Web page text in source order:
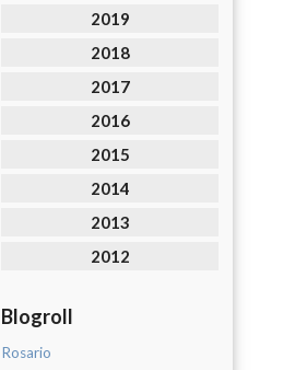
2019
2018
2017
2016
2015
2014
2013
2012
Blogroll
Rosario